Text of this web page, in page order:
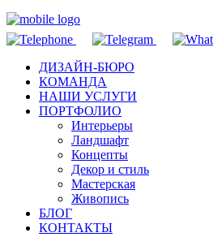
ДИЗАЙН-БЮРО
КОМАНДА
НАШИ УСЛУГИ
ПОРТФОЛИО
Интерьеры
Ландшафт
Концепты
Декор и стиль
Мастерская
Живопись
БЛОГ
КОНТАКТЫ